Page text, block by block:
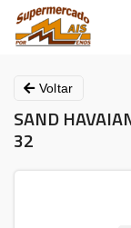
Voltar
SAND
32